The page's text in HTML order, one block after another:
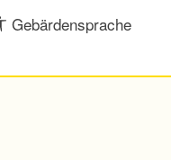
Gebärdensprache